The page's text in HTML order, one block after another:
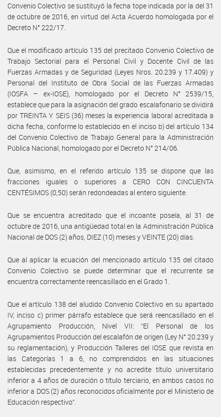
Convenio Colectivo se sustituyó la fecha tope indicada por la del 31
de octubre de 2016, en virtud del Acta Acuerdo homologada por el
Decreto N° 222/17.
Que el modificado artículo 135 del precitado Convenio Colectivo de
Trabajo Sectorial para el Personal Civil y Docente Civil de las
Fuerzas Armadas y de Seguridad (Leyes Nros. 20.239 y 17.409) y
Personal del Instituto de Obra Social de las Fuerzas Armadas
(IOSFA – ex-IOSE), homologado por el Decreto N° 2539/15,
establece que para la asignación del grado escalafonario se dividirá
por TREINTA Y SEIS (36) meses la experiencia laboral acreditada a
dicha fecha, conforme lo establecido en el inciso b) del artículo 134
del Convenio Colectivo de Trabajo General para la Administración
Pública Nacional, homologado por el Decreto N° 214/06.
Que, asimismo, en el referido artículo 135 se dispone que las
fracciones iguales o superiores a CERO CON CINCUENTA
CENTÉSIMOS (0,50) serán redondeadas al entero siguiente.
Que se encuentra acreditado que el incoante poseía, al 31 de
octubre de 2016, una antigüedad total en la Administración Pública
Nacional de DOS (2) años, DIEZ (10) meses y VEINTE (20) días.
Que al aplicar la ecuación del mencionado artículo 135 del citado
Convenio Colectivo se puede determinar que el recurrente se
encuentra correctamente reencasillado en el Grado 1.
Que el artículo 138 del aludido Convenio Colectivo en su apartado
IV, inciso c) primer párrafo establece que será reencasillado en el
Agrupamiento Producción, Nivel VII: “El Personal de los
Agrupamientos Producción del escalafón de origen (Ley N° 20.239 y
su reglamentación), y Producción Talleres del IOSE que revista en
las Categorías 1 a 6, no comprendidos en las situaciones
establecidas precedentemente y no acredite título universitario
inferior a 4 años de duración o título terciario, en ambos casos no
inferior a DOS (2) años reconocidos oficialmente por el Ministerio de
Educación respectivo”.